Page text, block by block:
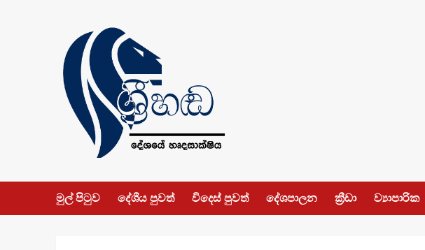
මුල් පිටුව දේශීය පුවත් විදෙස් පුවත් දේශපාලන ක්‍රීඩා ව්‍යාපාරික